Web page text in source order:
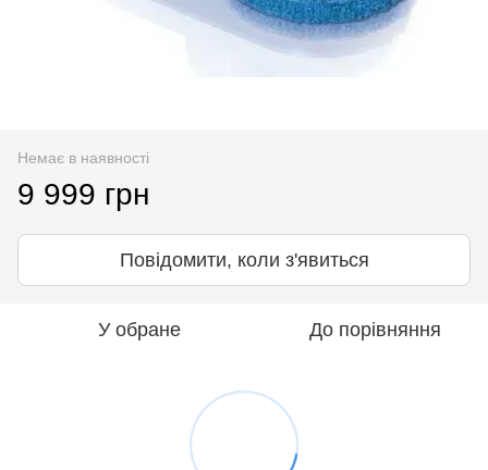
Немає в наявності
9 999 грн
Повідомити, коли з'явиться
У обране До порівняння